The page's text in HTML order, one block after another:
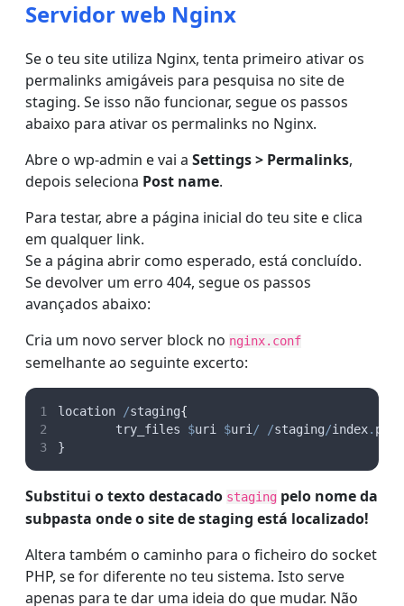
Servidor web Nginx
Se o teu site utiliza Nginx, tenta primeiro ativar os
permalinks amigáveis para pesquisa no site de
staging. Se isso não funcionar, segue os passos
abaixo para ativar os permalinks no Nginx.
Abre o wp-admin e vai a Settings > Permalinks,
depois seleciona Post name.
Para testar, abre a página inicial do teu site e clica
em qualquer link.
Se a página abrir como esperado, está concluído.
Se devolver um erro 404, segue os passos
avançados abaixo:
Cria um novo server block no nginx.conf
semelhante ao seguinte excerto:
location /staging{
        try_files
$uri $uri / /staging/index. php
}
Substitui o texto destacado staging pelo nome da
subpasta onde o site de staging está localizado!
Altera também o caminho para o ficheiro do socket
PHP, se for diferente no teu sistema. Isto serve
apenas para te dar uma ideia do que mudar. Não